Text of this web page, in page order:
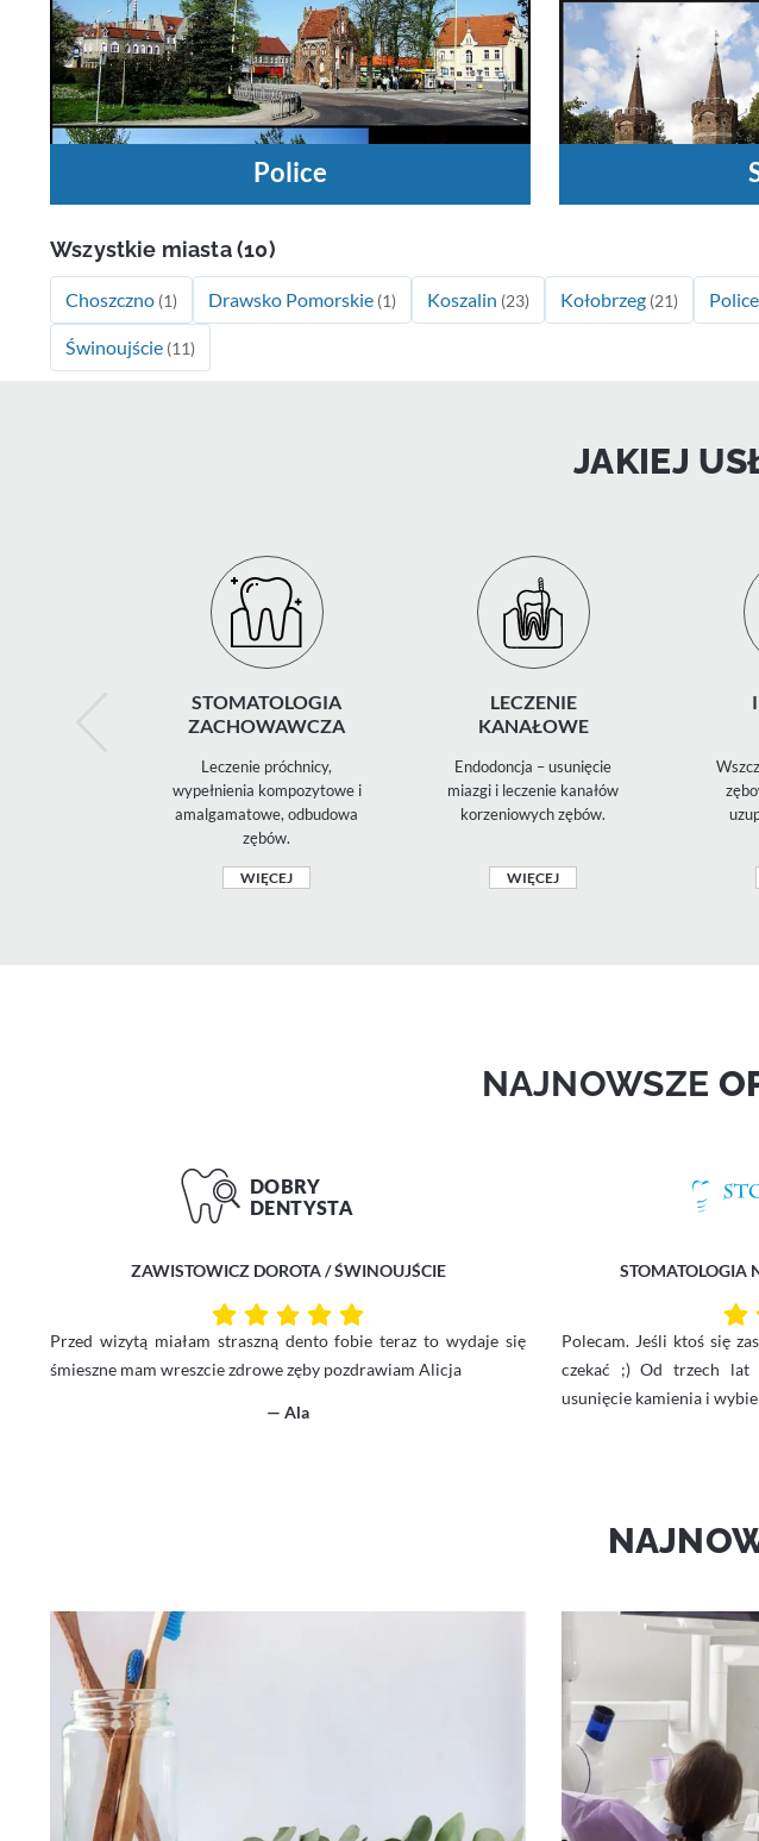
Police
Wszystkie miasta (10)
Choszczno (1) Drawsko Pomorskie (1) Koszalin (23) Kołobrzeg (21) Police
Świnoujście (11)
JAKIEJ
STOMATOLOGIA
ZACHOWAWCZA
Leczenie próchnicy,
wypełnienia kompozytowe i
amalgamatowe, odbudowa
zębów.
WIĘCEJ
LECZENIE
KANAŁOWE
Endodoncja – usunięcie
miazgi i leczenie kanałów
korzeniowych zębów.
WIĘCEJ
NAJNOWSZE
ZAWISTOWICZ DOROTA / ŚWINOUJŚCIE
Przed wizytą miałam straszną dento fobie teraz to wydaje się
śmieszne mam wreszcie zdrowe zęby pozdrawiam Alicja
— Ala
STOMATOLOGIA
Polecam. Jeśli ktoś się
czekać ;) Od trzech lat
usunięcie kamienia i